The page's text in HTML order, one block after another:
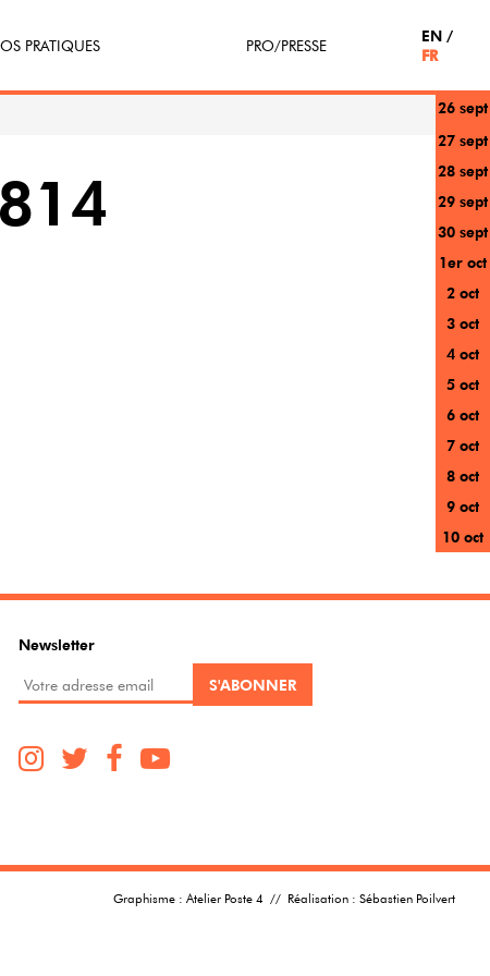
PRATIQUES PRO/PRESSE
EN
FR
26 sept
27 sept
28 sept
29 sept
30 sept
1er oct
2 oct
3 oct
4 oct
5 oct
6 oct
7 oct
8 oct
9 oct
10 oct
Newsletter
Graphisme : Atelier Poste 4 // Réalisation : Sébastien Poilvert